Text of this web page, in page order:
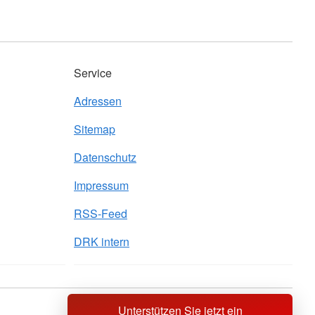
Unterstützen Sie jetzt ein
Service
Adressen
Sitemap
Datenschutz
Impressum
RSS-Feed
DRK intern